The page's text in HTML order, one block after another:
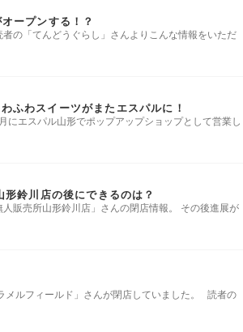
ープンする！？
の「てんどうぐらし」さんよりこんな情報をいただ
ふわスイーツがまたエスパルに！
にエスパル山形でポップアップショップとして営業し
形鈴川店の後にできるのは？
販売所山形鈴川店」さんの閉店情報。 その後進展が
メルフィールド」さんが閉店していました。 読者の